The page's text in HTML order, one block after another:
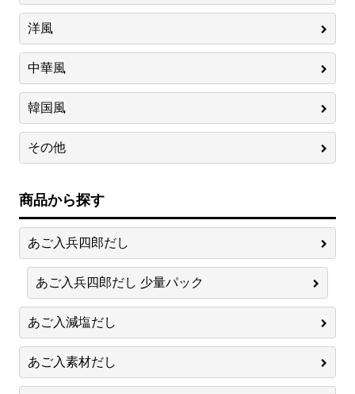
洋風
中華風
韓国風
その他
商品から探す
あご入兵四郎だし
あご入兵四郎だし 少量パック
あご入減塩だし
あご入素材だし